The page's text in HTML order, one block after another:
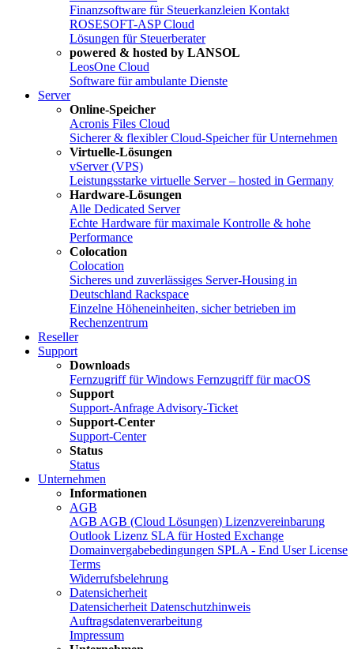
Finanzsoftware für Steuerkanzleien Kontakt
ROSESOFT-ASP Cloud
Lösungen für Steuerberater
powered & hosted by LANSOL
LeosOne Cloud
Software für ambulante Dienste
Server
Online-Speicher
Acronis Files Cloud
Sicherer & flexibler Cloud-Speicher für Unternehmen
Virtuelle-Lösungen
vServer (VPS)
Leistungsstarke virtuelle Server – hosted in Germany
Hardware-Lösungen
Alle Dedicated Server
Echte Hardware für maximale Kontrolle & hohe
Performance
Colocation
Colocation
Sicheres und zuverlässiges Server-Housing in
Deutschland Rackspace
Einzelne Höheneinheiten, sicher betrieben im
Rechenzentrum
Reseller
Support
Downloads
Fernzugriff für Windows Fernzugriff für macOS
Support
Support-Anfrage Advisory-Ticket
Support-Center
Support-Center
Status
Status
Unternehmen
Informationen
AGB
AGB AGB (Cloud Lösungen) Lizenzvereinbarung
Outlook Lizenz SLA für Hosted Exchange
Domainvergabebedingungen SPLA - End User License
Terms
Widerrufsbelehrung
Datensicherheit
Datensicherheit Datenschutzhinweis
Auftragsdatenverarbeitung
Impressum